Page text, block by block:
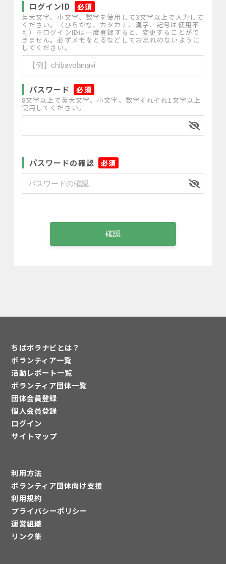
ログインID
英大文字、小文字、数字を使用して3文字以上で入力して
ください。（ひらがな、カタカナ、漢字、記号は使用不
可）※ログインIDは一度登録すると、変更することがで
きません。必ずメモをとるなどしてお忘れのないように
してください。
パスワード
8文字以上で英大文字、小文字、数字それぞれ1文字以上
使用してください。
パスワードの確認
ちばボラナビとは？
ボランティア一覧
活動レポート一覧
ボランティア団体一覧
団体会員登録
個人会員登録
ログイン
サイトマップ
利用方法
ボランティア団体向け支援
利用規約
プライバシーポリシー
運営組織
リンク集